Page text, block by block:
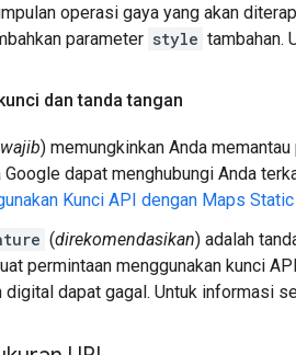
operasi gaya yang akan
parameter style tambahan.
dan tanda tangan
wajib) memungkinkan Anda
Google dapat menghubungi Anda
Kunci API dengan Maps
(direkomendasikan) adalah
permintaan menggunakan kunci
digital dapat gagal. Untuk informasi